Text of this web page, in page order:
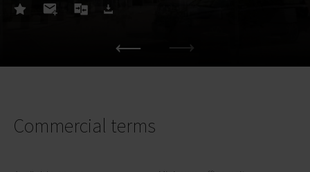
Commercial terms